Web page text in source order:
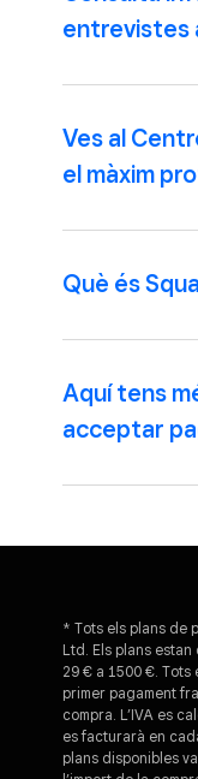
entrevistes
Ves al
el màxim
Què és
Aquí tens
acceptar
* Tots els plans de
Ltd. Els plans
29 € a 1500 €. Tots
primer pagament
compra. L’IVA es
es facturarà en
plans disponibles